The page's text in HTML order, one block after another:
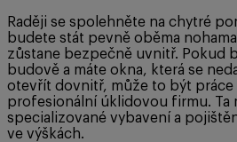
Raději se spolehněte na chytré
budete stát pevně oběma
zůstane bezpečně uvnitř. Pokud
budově a máte okna, která se
otevřít dovnitř, může to být práce
profesionální úklidovou firmu. Ta
specializované vybavení a
ve výškách.